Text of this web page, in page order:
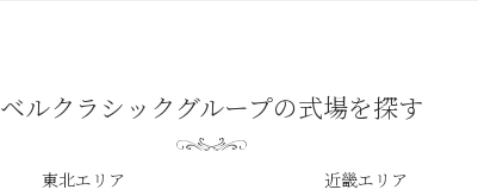
ベルクラシックグループの式場を探す
東北エリア 近畿エリア